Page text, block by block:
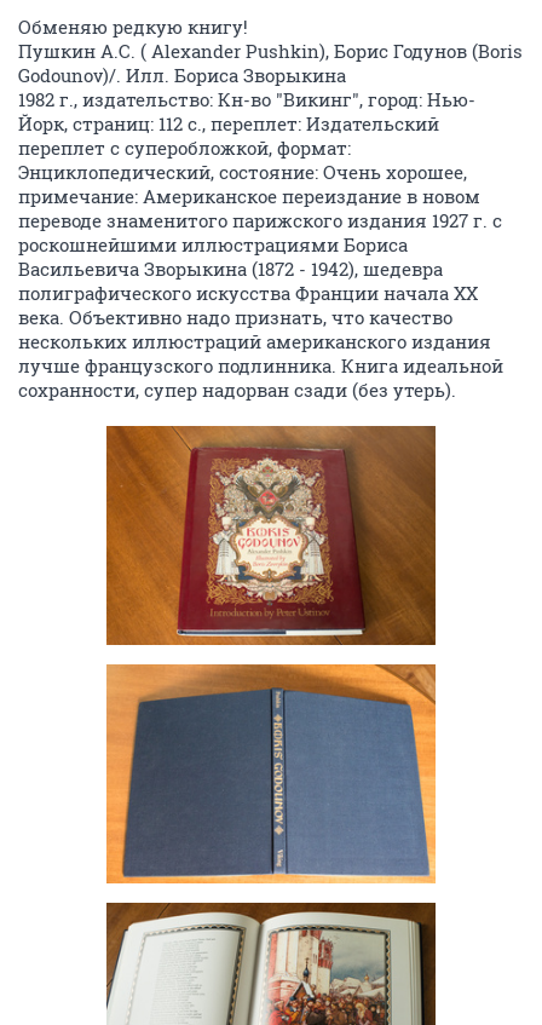
Обменяю редкую книгу!
Пушкин А.С. ( Alexander Pushkin), Борис Годунов (Boris
Godounov)/. Илл. Бориса Зворыкина
1982 г., издательство: Кн-во "Викинг", город: Нью-
Йорк, страниц: 112 с., переплет: Издательский
переплет с суперобложкой, формат:
Энциклопедический, состояние: Очень хорошее,
примечание: Американское переиздание в новом
переводе знаменитого парижского издания 1927 г. с
роскошнейшими иллюстрациями Бориса
Васильевича Зворыкина (1872 - 1942), шедевра
полиграфического искусства Франции начала ХХ
века. Объективно надо признать, что качество
нескольких иллюстраций американского издания
лучше французского подлинника. Книга идеальной
сохранности, супер надорван сзади (без утерь).